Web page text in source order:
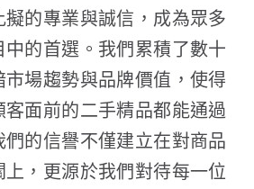
的專業與誠信，成為眾多
的首選。我們累積了數十
場趨勢與品牌價值，使得
面前的二手精品都能通過
的信譽不僅建立在對商品
，更源於我們對待每一位